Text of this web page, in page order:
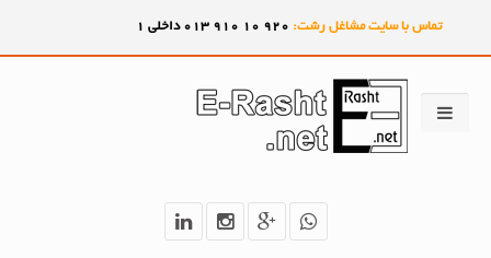
تماس با سایت مشاغل رشت: 920
10
910 013 داخلی 1